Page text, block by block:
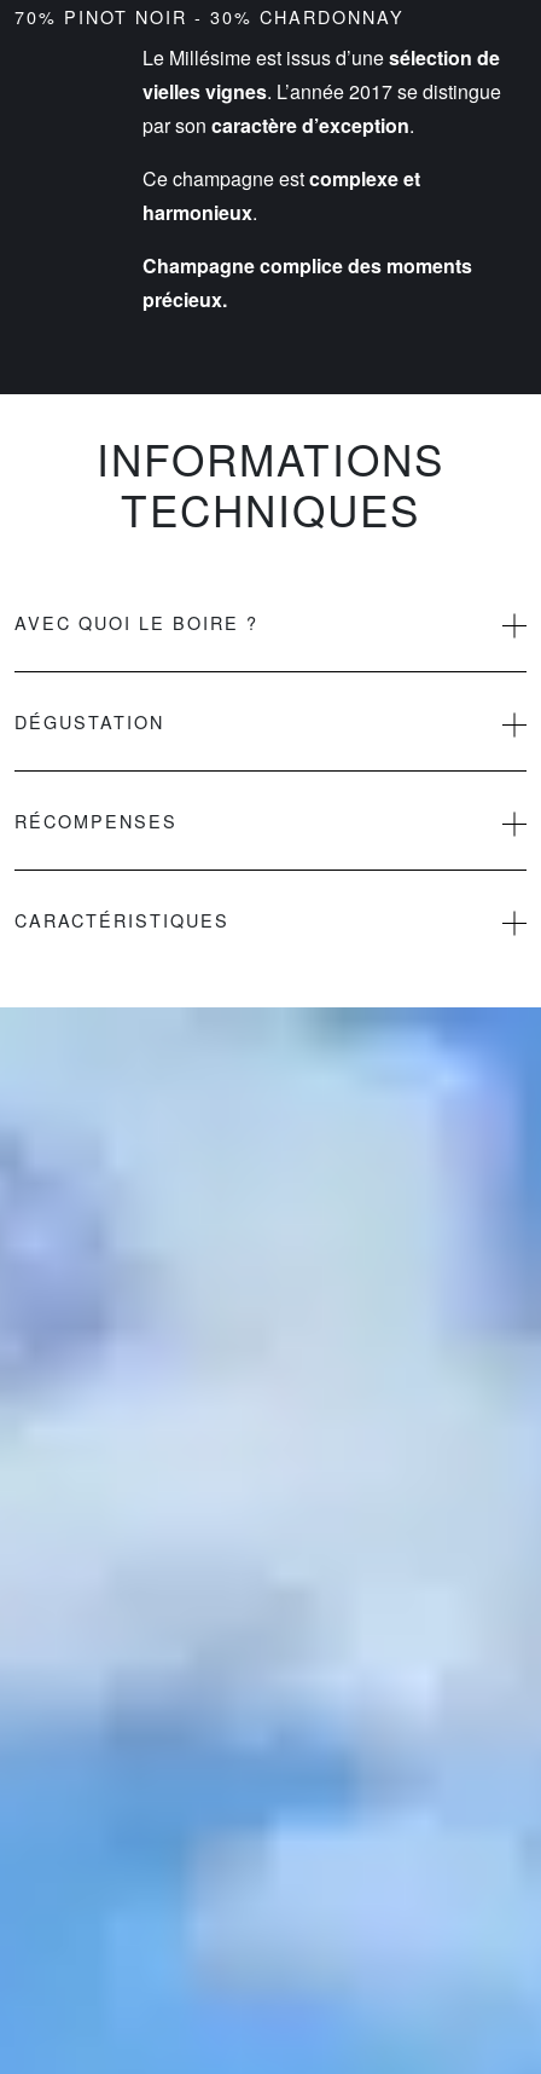
70% PINOT NOIR - 30% CHARDONNAY
Le Millésime est issus d’unesélection de
vielles vignes. L’année 2017 se distingue
par son caractère d’exception.
Ce champagne estcomplexe et
harmonieux.
Champagne complice des moments
précieux.
INFORMATIONS
TECHNIQUES
AVEC QUOI LE BOIRE ?
DÉGUSTATION
RÉCOMPENSES
CARACTÉRISTIQUES